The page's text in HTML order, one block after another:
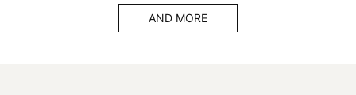
AND MORE